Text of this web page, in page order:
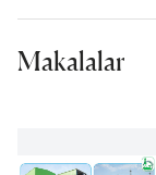
Makalalar